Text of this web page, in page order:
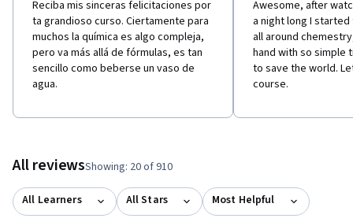
Reciba mis sinceras felicitaciones por
ta grandioso curso. Ciertamente para
muchos la química es algo compleja,
pero va más allá de fórmulas, es tan
sencillo como beberse un vaso de
agua.
Awesome, after
a night long I
all around
hand with so simple
to save the world.
course.
All reviewsShowing: 20 of 910
All Learners All Stars Most Helpful